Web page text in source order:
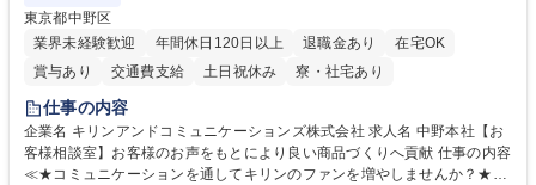
東京都中野区
業界未経験歓迎
年間休日120日以上 退職金あり
在宅OK
賞与あり
交通費支給 土日祝休み 寮・社宅あり
仕事の内容
企業名 キリンアンドコミュニケーションズ株式会社 求人名 中野本社【お
客様相談室】お客様のお声をもとにより良い商品づくりへ貢献 仕事の内容
≪★コミュニケーションを通してキリンのファンを増やしませんか？★≫